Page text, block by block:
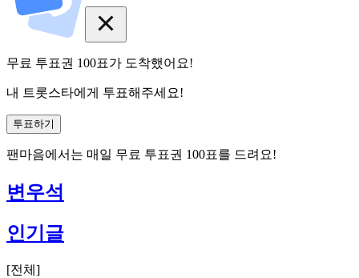
무료 투표권 100표가 도착했어요!
내 트롯스타에게 투표해주세요!
투표하기
팬마음에서는 매일 무료 투표권 100표를 드려요!
변우석
인기글
[전체 ]